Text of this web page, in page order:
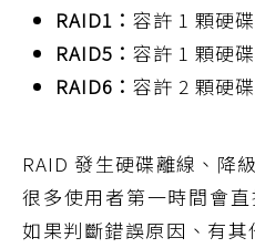
RAID1： 容許 1 顆硬
RAID5： 容許 1 顆硬
RAID6： 容許 2 顆硬
RAID 發生硬碟離線、降
很多使用者第一時間會
如果判斷錯誤原因、有